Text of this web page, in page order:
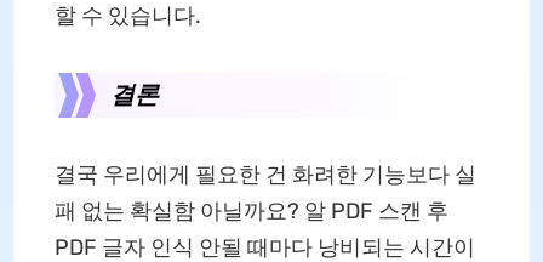
할 수 있습니다.
결론
결국 우리에게 필요한 건 화려한 기능보다 실
패 없는 확실함 아닐까요? 알 PDF 스캔 후
PDF 글자 인식 안될 때마다 낭비되는 시간이